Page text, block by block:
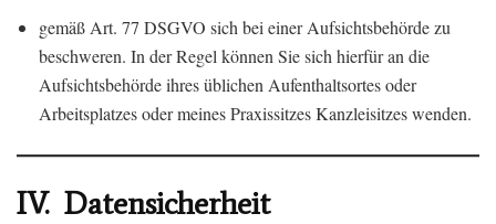
gemäß Art. 77 DSGVO sich bei einer Aufsichtsbehörde zu
beschweren. In der Regel können Sie sich hierfür an die
Aufsichtsbehörde ihres üblichen Aufenthaltsortes oder
Arbeitsplatzes oder meines Praxissitzes Kanzleisitzes wenden.
IV. Datensicherheit